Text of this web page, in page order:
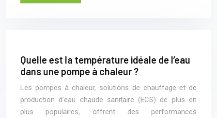
Quelle est la température idéale de l’eau
dans une pompe à chaleur ?
Les pompes à chaleur, solutions de chauffage et de
production d’eau chaude sanitaire (ECS) de plus en
plus populaires, offrent des performances